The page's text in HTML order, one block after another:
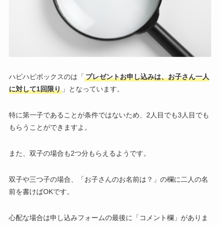
ハピハピボックスのは「 プレゼントお申し込みは、お子さん一人
に対して1回限り」となっています。
特に第一子であることが条件ではないため、2人目でも3人目でも
もらうことができますよ。
また、双子の場合も2つ分もらえるようです。
双子や三つ子の場合、「お子さんのお名前は？」の欄に二人の名
前を書けばOKです。
心配な場合は申し込みフォームの最後に「コメント欄」がありま